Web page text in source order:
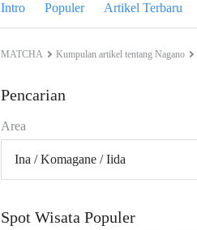
Intro Populer Artikel Terbaru
MATCHA Kumpulan artikel tentang Nagano
Pencarian
Area
Ina / Komagane / Iida
Spot Wisata Populer